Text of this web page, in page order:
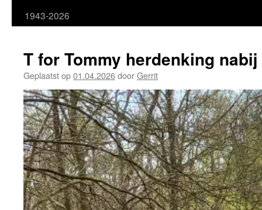
1943-2026
T for Tommy herdenking
Geplaatst op01.04.2026doorGerrit